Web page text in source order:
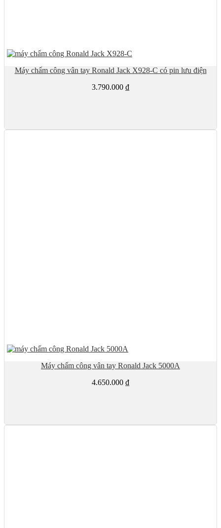
Máy chấm công vân tay Ronald Jack X928-C có pin lưu điện
3.790.000 ₫
Máy chấm công vân tay Ronald Jack 5000A
4.650.000 ₫